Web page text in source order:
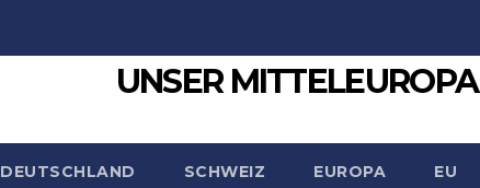
UNSER MITTELEUROPA
DEUTSCHLAND SCHWEIZ EUROPA EU